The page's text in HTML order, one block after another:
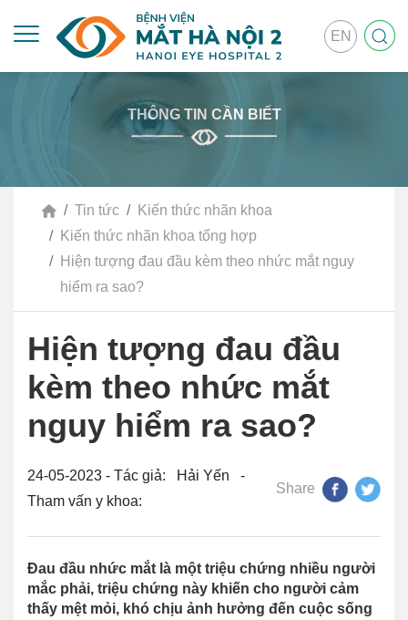
EN
THÔNG TIN CẦN BIẾT
Tin tức
Kiến thức nhãn khoa
Kiến thức nhãn khoa tổng hợp
Hiện tượng đau đầu kèm theo nhức mắt nguy
hiểm ra sao?
Hiện tượng đau đầu
kèm theo nhức mắt
nguy hiểm ra sao?
24-05-2023 - Tác giả: Hải Yến -
Tham vấn y khoa:
Share
Đau đầu nhức mắt là một triệu chứng nhiều người
mắc phải, triệu chứng này khiến cho người cảm
thấy mệt mỏi, khó chịu ảnh hưởng đến cuộc sống